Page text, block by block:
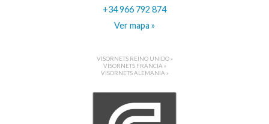
+34 966 792 874
Ver mapa »
VISORNETS REINO UNIDO »
VISORNETS FRANCIA »
VISORNETS ALEMANIA »